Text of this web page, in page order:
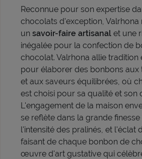
Reconnue pour son expertise
chocolats d'exception,
un savoir-faire artisanal et une
inégalée pour la confection de
chocolat. Valrhona allie tradition
pour élaborer des bonbons aux
et aux saveurs équilibrées, où
est choisi pour sa qualité et son
L'engagement de la maison
se reflète dans la grande
l'intensité des pralinés, et l'éclat
faisant de chaque bonbon de
œuvre d'art gustative qui